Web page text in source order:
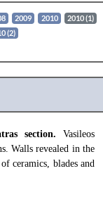
2009 2010
2010 (1)
(2)
section. Vasileos
Walls revealed in the
ceramics, blades and